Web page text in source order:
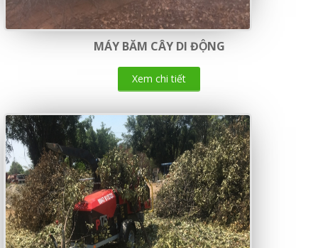
MÁY BĂM CÂY DI ĐỘNG
Xem chi tiết